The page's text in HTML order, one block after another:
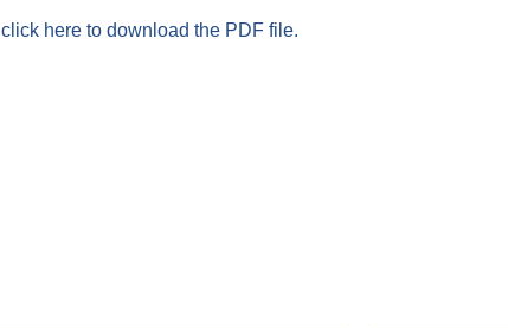
click here to download the PDF file.